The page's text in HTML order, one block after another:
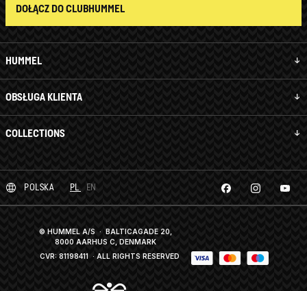
HUMMEL
OBSŁUGA KLIENTA
COLLECTIONS
DOŁĄCZ DO CLUBHUMMEL
POLSKA PL EN
© HUMMEL A/S · BALTICAGADE 20,
8000 AARHUS C, DENMARK
CVR: 81198411 · ALL RIGHTS RESERVED